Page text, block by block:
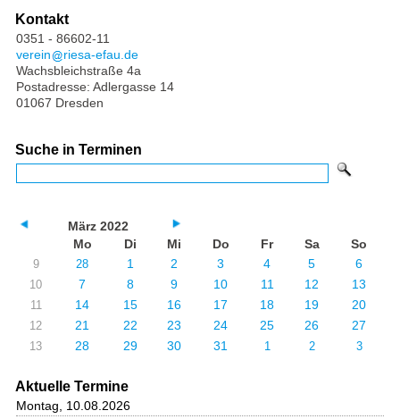
Kontakt
0351 - 86602-11
verein
riesa-efau.de
Wachsbleichstraße 4a
Postadresse: Adlergasse 14
01067 Dresden
Suche in Terminen
März 2022
Mo
Di Mi Do Fr Sa So
9 28 1 2 3 4 5 6
10 7 8 9 10 11 12 13
11 14 15 16 17 18 19 20
12 21 22 23 24 25 26 27
13 28 29 30 31 1 2 3
Aktuelle Termine
Montag, 10.08.2026